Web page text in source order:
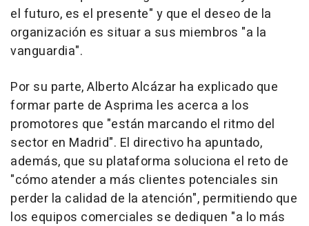
el futuro, es el presente" y que el deseo de la
organización es situar a sus miembros "a la
vanguardia".
Por su parte, Alberto Alcázar ha explicado que
formar parte de Asprima les acerca a los
promotores que "están marcando el ritmo del
sector en Madrid". El directivo ha apuntado,
además, que su plataforma soluciona el reto de
"cómo atender a más clientes potenciales sin
perder la calidad de la atención", permitiendo que
los equipos comerciales se dediquen "a lo más